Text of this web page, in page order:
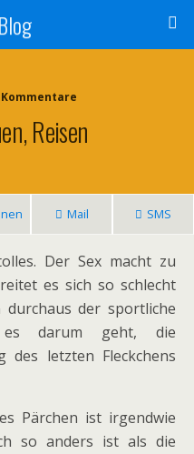
Kommentare
Reisen
Mail SMS
Der Sex macht zu
es sich so schlecht
der sportliche
es darum geht, die
des letzten Fleckchens
Pärchen ist irgendwie
so anders ist als die